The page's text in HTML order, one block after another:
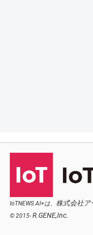
IoTNEWS AI+は、 株式会社ア
© 2015- R.GENE,Inc.